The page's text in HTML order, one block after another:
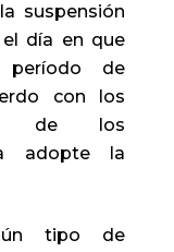
suspensión
día en que
de
con los
de los
adopte la
tipo de